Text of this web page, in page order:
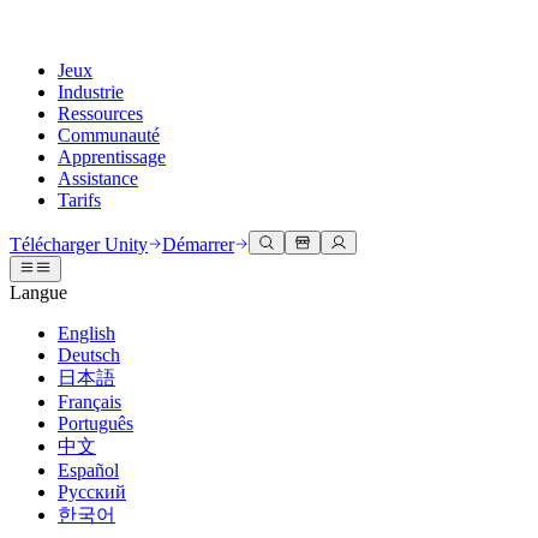
Jeux
Industrie
Ressources
Communauté
Apprentissage
Assistance
Tarifs
Moteur Unity
Créez des jeux 2D et 3D pour n'importe quelle plateforme
Collaboration
Collaborez et itérez rapidement avec votre équipe
Télécharger Unity
Offres et tarifs
Déployez
Multiplateforme
Collaboration 3D
Construisez et révisez des projets 3D en temps réel
Formation immersive
Entraînez-vous dans des environnements immersifs
Expériences client
Créez des expériences interactives 3D
Secteurs
Fabrication
Documentation
Outils de développement
Versions de publication et suivi des problèmes
Feuille de route
Examiner les fonctionnalités à venir
Glossaire
Discussions
Événements
Événements mondiaux et locaux
Histoires de la communauté
Made with Unity
Mise en avant des créateurs Unity
Unity Learn
Maîtrisez les compétences Unity gratuitement
Formation professionnelle
Améliorez votre équipe avec des formateurs Unity
Vous découvrez Unity ?
Démarrer
Démarrez votre apprentissage
Parcours essentiels Unity
Obtenir de l'aide
Vous aider à réussir avec Unity
Plans de succès
Atteignez vos objectifs plus rapidement avec un support expert
FAQ
Réponses aux questions courantes
Contactez-nous.
Connectez-vous avec notre équipe
Télécharger Unity Démarrer
Langue
English
Deutsch
日本語
Français
Português
中文
Español
Русский
한국어